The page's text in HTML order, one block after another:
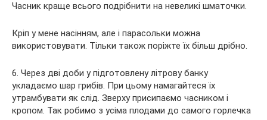
Часник краще всього подрібнити на невеликі шматочки.
Кріп у мене насінням, але і парасольки можна
використовувати. Тільки також поріжте їх більш дрібно.
6. Через дві доби у підготовлену літрову банку
укладаємо шар грибів. При цьому намагайтеся їх
утрамбувати як слід. Зверху присипаємо часником і
кропом. Так робимо з усіма плодами до самого горлечка